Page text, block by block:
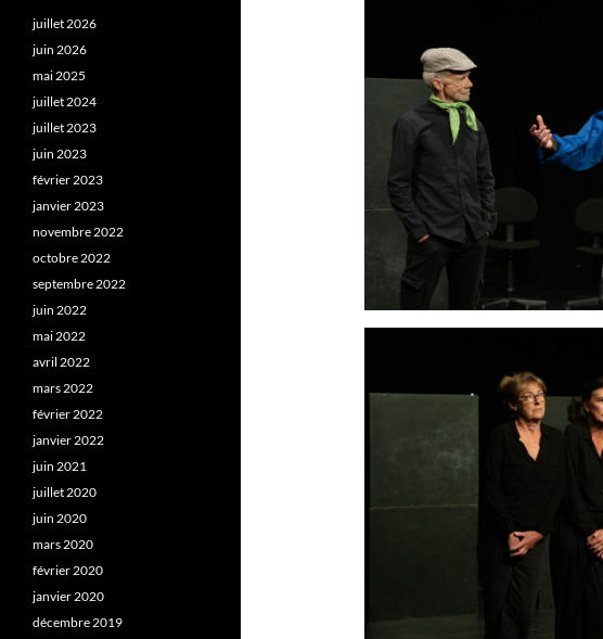
juillet 2026
juin 2026
mai 2025
juillet 2024
juillet 2023
juin 2023
février 2023
janvier 2023
novembre 2022
octobre 2022
septembre 2022
juin 2022
mai 2022
avril 2022
mars 2022
février 2022
janvier 2022
juin 2021
juillet 2020
juin 2020
mars 2020
février 2020
janvier 2020
décembre 2019